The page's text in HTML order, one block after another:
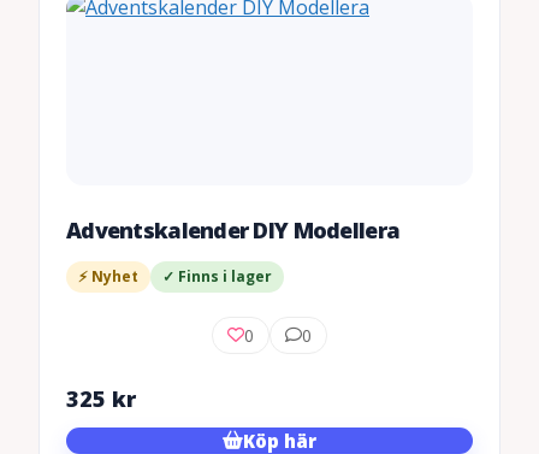
Adventskalender DIY Modellera
⚡ Nyhet ✓ Finns i lager
0 0
325 kr
Köp här